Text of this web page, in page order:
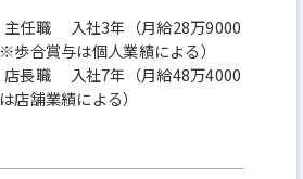
職 入社3年（月給28万9000
合賞与は個人業績による）
職 入社7年（月給48万4000
舗業績による）